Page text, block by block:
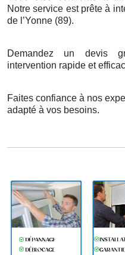
Notre service est prêteà
de l ’Yonne (89).
Demandez un devis
intervention rapide et
Faites confiance à nos
adapté à vos besoins.